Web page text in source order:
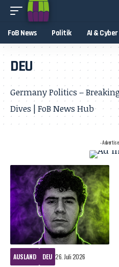
FoB News Politik AI & Cyber
DEU
Germany Politics –
Dives | FoB News Hub
-
AUSLAND DEU 26. Juli 2026